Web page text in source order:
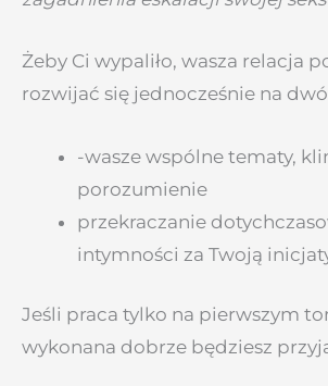
Żeby Ci wypaliło, wasza relacja
rozwijać się jednocześnie na
-wasze wspólne tematy,
porozumienie
przekraczanie
intymności za Twoją
Jeśli praca tylko na pierwszym
wykonana dobrze będziesz